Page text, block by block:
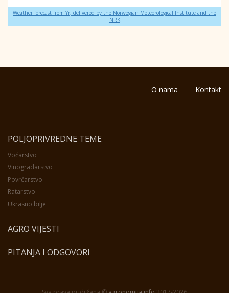
Weather forecast from Yr, delivered by the Norwegian Meteorological Institute and the
NRK
O nama Kontakt
POLJOPRIVREDNE TEME
Voćarstvo
Vinogradarstvo
Povrćarstvo
Ratarstvo
Ukrasno bilje
AGRO VIJESTI
PITANJA I ODGOVORI